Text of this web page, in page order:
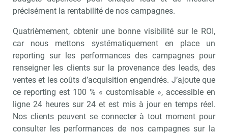
précisément la rentabilité de nos campagnes.
Quatrièmement, obtenir une bonne visibilité sur le ROI,
car nous mettons systématiquement en place un
reporting sur les performances des campagnes pour
renseigner les clients sur la provenance des leads, des
ventes et les coûts d’acquisition engendrés. J’ajoute que
ce reporting est 100 % « customisable », accessible en
ligne 24 heures sur 24 et est mis à jour en temps réel.
Nos clients peuvent se connecter à tout moment pour
consulter les performances de nos campagnes sur la